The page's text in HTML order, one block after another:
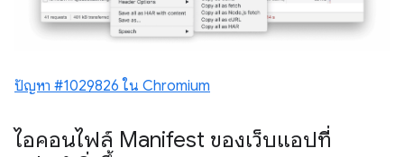
ปัญหา #1029826 ใน Chromium
ไอคอนไฟล์ Manifest ของเว็บแอปที่